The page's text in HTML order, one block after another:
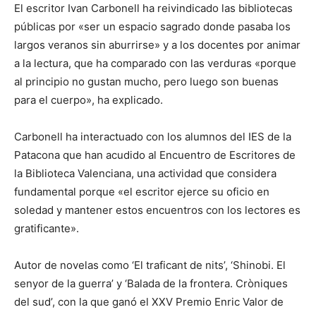
El escritor Ivan Carbonell ha reivindicado las bibliotecas
públicas por «ser un espacio sagrado donde pasaba los
largos veranos sin aburrirse» y a los docentes por animar
a la lectura, que ha comparado con las verduras «porque
al principio no gustan mucho, pero luego son buenas
para el cuerpo», ha explicado.
Carbonell ha interactuado con los alumnos del IES de la
Patacona que han acudido al Encuentro de Escritores de
la Biblioteca Valenciana, una actividad que considera
fundamental porque «el escritor ejerce su oficio en
soledad y mantener estos encuentros con los lectores es
gratificante».
Autor de novelas como ‘El traficant de nits’, ‘Shinobi. El
senyor de la guerra’ y ‘Balada de la frontera. Cròniques
del sud’, con la que ganó el XXV Premio Enric Valor de